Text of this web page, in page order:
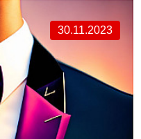
30.11.2023